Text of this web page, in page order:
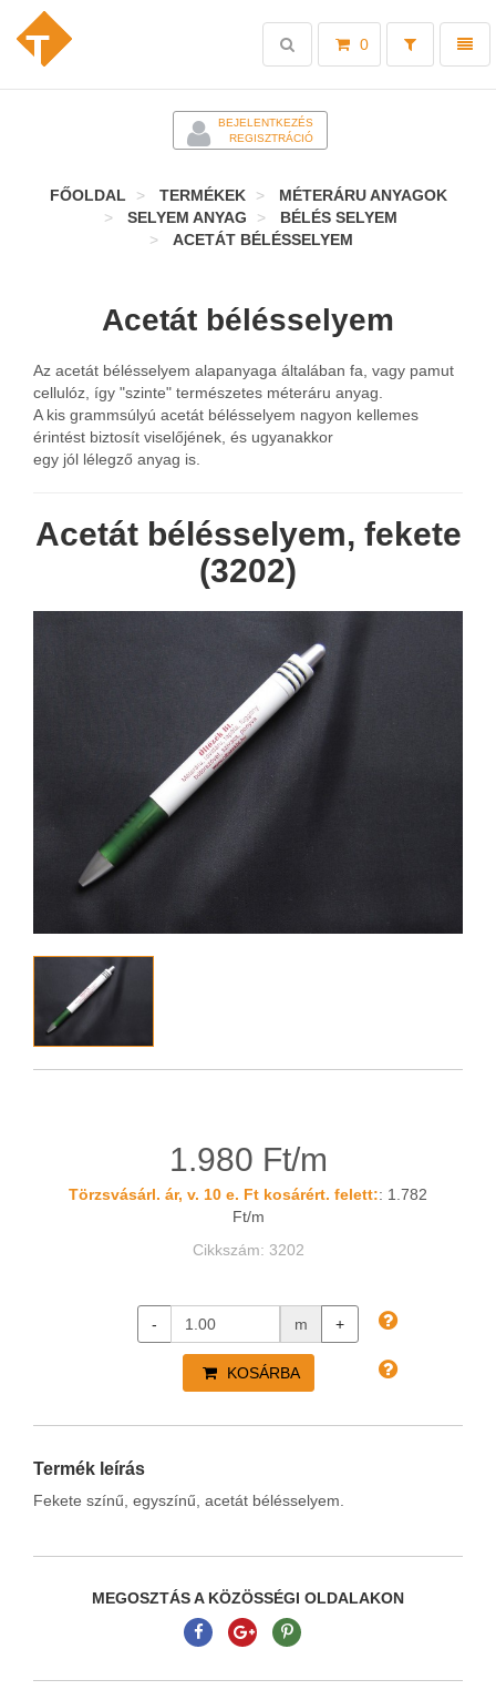
Toggle
0
Toggle
search
BEJELENTKEZÉS
REGISZTRÁCIÓ
FŐOLDAL TERMÉKEK
MÉTERÁRU ANYAGOK
SELYEM ANYAG
BÉLÉS SELYEM
ACETÁT BÉLÉSSELYEM
Acetát bélésselyem
Az acetát bélésselyem alapanyaga általában fa, vagy pamut
cellulóz, így "szinte" természetes méteráru anyag.
A kis grammsúlyú acetát bélésselyem nagyon kellemes
érintést biztosít viselőjének, és ugyanakkor
egy jól lélegző anyag is.
Acetát bélésselyem, fekete
(3202)
1.980 Ft/m
Törzsvásárl. ár, v. 10 e. Ft kosárért. felett:: 1.782
Ft/m
Cikkszám: 3202
- m +
KOSÁRBA
Termék leírás
Fekete színű, egyszínű, acetát bélésselyem.
MEGOSZTÁS A KÖZÖSSÉGI OLDALAKON